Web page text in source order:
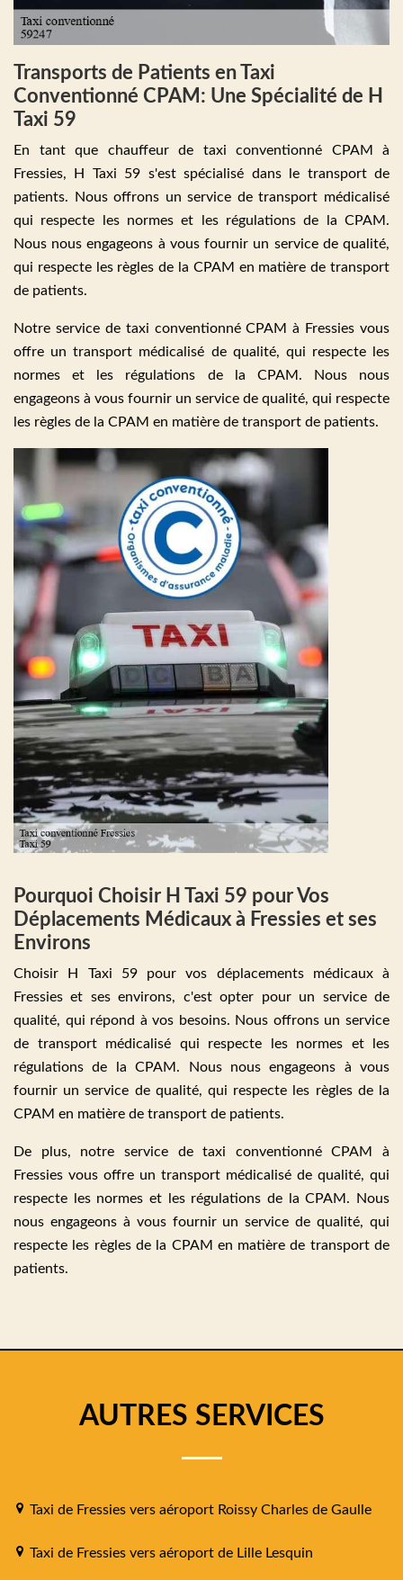
Transports de Patients en Taxi
Conventionné CPAM: Une Spécialité de H
Taxi 59
En tant que chauffeur de taxi conventionné CPAM à
Fressies, H Taxi 59 s'est spécialisé dans le transport de
patients. Nous offrons un service de transport médicalisé
qui respecte les normes et les régulations de la CPAM.
Nous nous engageons à vous fournir un service de qualité,
qui respecte les règles de la CPAM en matière de transport
de patients.
Notre service de taxi conventionné CPAM à Fressies vous
offre un transport médicalisé de qualité, qui respecte les
normes et les régulations de la CPAM. Nous nous
engageons à vous fournir un service de qualité, qui respecte
les règles de la CPAM en matière de transport de patients.
Pourquoi Choisir H Taxi 59 pour Vos
Déplacements Médicaux à Fressies et ses
Environs
Choisir H Taxi 59 pour vos déplacements médicaux à
Fressies et ses environs, c'est opter pour un service de
qualité, qui répond à vos besoins. Nous offrons un service
de transport médicalisé qui respecte les normes et les
régulations de la CPAM. Nous nous engageons à vous
fournir un service de qualité, qui respecte les règles de la
CPAM en matière de transport de patients.
De plus, notre service de taxi conventionné CPAM à
Fressies vous offre un transport médicalisé de qualité, qui
respecte les normes et les régulations de la CPAM. Nous
nous engageons à vous fournir un service de qualité, qui
respecte les règles de la CPAM en matière de transport de
patients.
AUTRES SERVICES
Taxi de Fressies vers aéroport Roissy Charles de Gaulle
Taxi de Fressies vers aéroport de Lille Lesquin